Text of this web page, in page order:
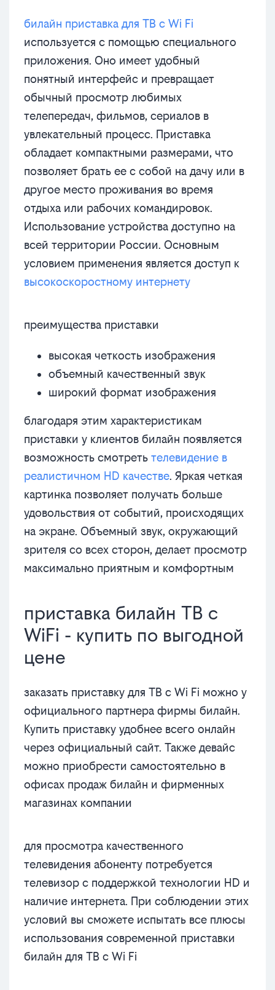
билайн приставка для ТВ с Wi Fi
используется с помощью специального
приложения. Оно имеет удобный
понятный интерфейс и превращает
обычный просмотр любимых
телепередач, фильмов, сериалов в
увлекательный процесс. Приставка
обладает компактными размерами, что
позволяет брать ее с собой на дачу или в
другое место проживания во время
отдыха или рабочих командировок.
Использование устройства доступно на
всей территории России. Основным
условием применения является доступ к
высокоскоростному интернету
преимущества приставки
высокая четкость изображения
объемный качественный звук
широкий формат изображения
благодаря этим характеристикам
приставки у клиентов билайн появляется
возможность смотреть телевидение в
реалистичном HD качестве. Яркая четкая
картинка позволяет получать больше
удовольствия от событий, происходящих
на экране. Объемный звук, окружающий
зрителя со всех сторон, делает просмотр
максимально приятным и комфортным
приставка билайн ТВ с
WiFi - купить по выгодной
цене
заказать приставку для ТВ с Wi Fi можно у
официального партнера фирмы билайн.
Купить приставку удобнее всего онлайн
через официальный сайт. Также девайс
можно приобрести самостоятельно в
офисах продаж билайн и фирменных
магазинах компании
для просмотра качественного
телевидения абоненту потребуется
телевизор с поддержкой технологии HD и
наличие интернета. При соблюдении этих
условий вы сможете испытать все плюсы
использования современной приставки
билайн для ТВ с Wi Fi